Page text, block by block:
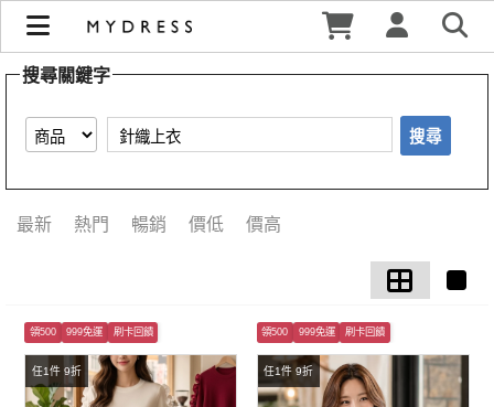
【針織上衣】搜尋結果 | MYDRESS 時裳韓風
搜尋關鍵字
搜尋
最新 熱門 暢銷 價低 價高
任1件 9折
領500 999免運 刷卡回饋
任1件 9折
領500 999免運 刷卡回饋